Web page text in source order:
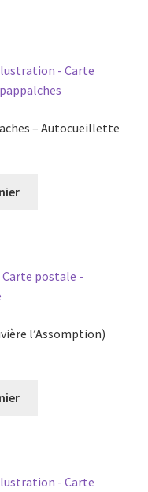
– Autocueillette
l’Assomption)